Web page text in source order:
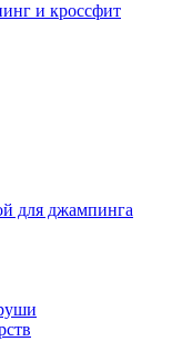
и кроссфит
для джампинга